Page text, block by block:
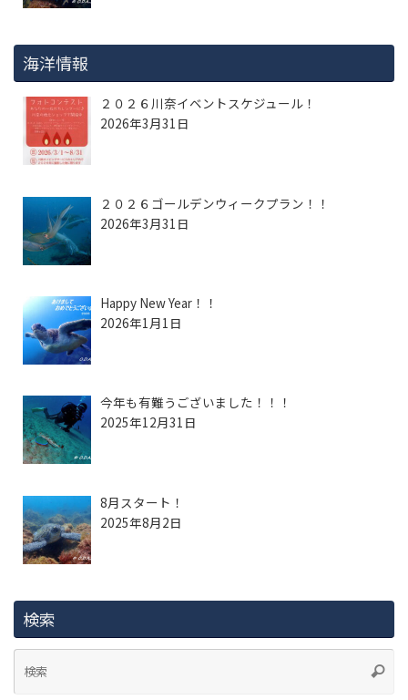
海洋情報
２０２６川奈イベントスケジュール！
2026年3月31日
２０２６ゴールデンウィークプラン！！
2026年3月31日
Happy New Year！！
2026年1月1日
今年も有難うございました！！！
2025年12月31日
8月スタート！
2025年8月2日
検索